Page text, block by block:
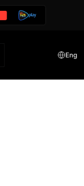
Eng